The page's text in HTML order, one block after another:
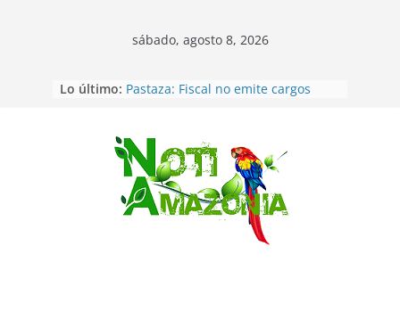
Saltar
sábado, agosto 8, 2026
Lo último: Pastaza: Fiscal no emite cargos
con una menor de10 años en
frontera sur
Napo: presunto sicariato en cantón
Archidona
Ecuador: dos jóvenes de 22 años
desaparecidos fueron encontrados
muertos en Puerto lopez